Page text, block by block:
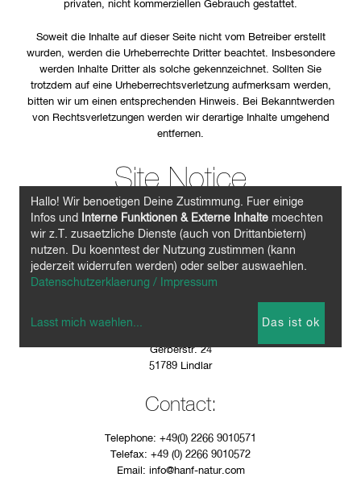
privaten, nicht kommerziellen Gebrauch gestattet.
Soweit die Inhalte auf dieser Seite nicht vom Betreiber erstellt
wurden, werden die Urheberrechte Dritter beachtet. Insbesondere
werden Inhalte Dritter als solche gekennzeichnet. Sollten Sie
trotzdem auf eine Urheberrechtsverletzung aufmerksam werden,
bitten wir um einen entsprechenden Hinweis. Bei Bekanntwerden
von Rechtsverletzungen werden wir derartige Inhalte umgehend
entfernen.
Site Notice
Information provided according to
Sec. 5 German Telemedia Act
(TMG):
Gerberstr. 24
51789 Lindlar
Contact:
Telephone: +49(0) 2266 9010571
Telefax: +49 (0) 2266 9010572
Email: info@hanf-natur.com
Hallo! Wir benoetigen Deine Zustimmung. Fuer einige
Infos und
Interne Funktionen & Externe Inhalte moechten
wir z.T. zusaetzliche Dienste (auch von Drittanbietern)
nutzen. Du koenntest der Nutzung zustimmen (kann
jederzeit widerrufen werden) oder selber auswaehlen.
Datenschutzerklaerung / Impressum
Lasst mich waehlen Das ist ok